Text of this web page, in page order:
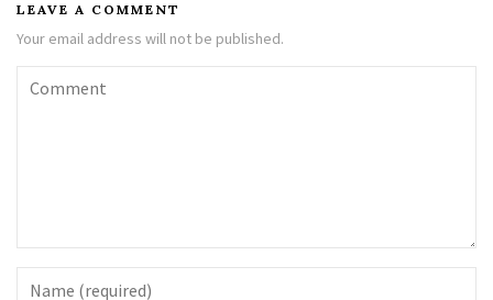
LEAVE A COMMENT
Your email address will not be published.